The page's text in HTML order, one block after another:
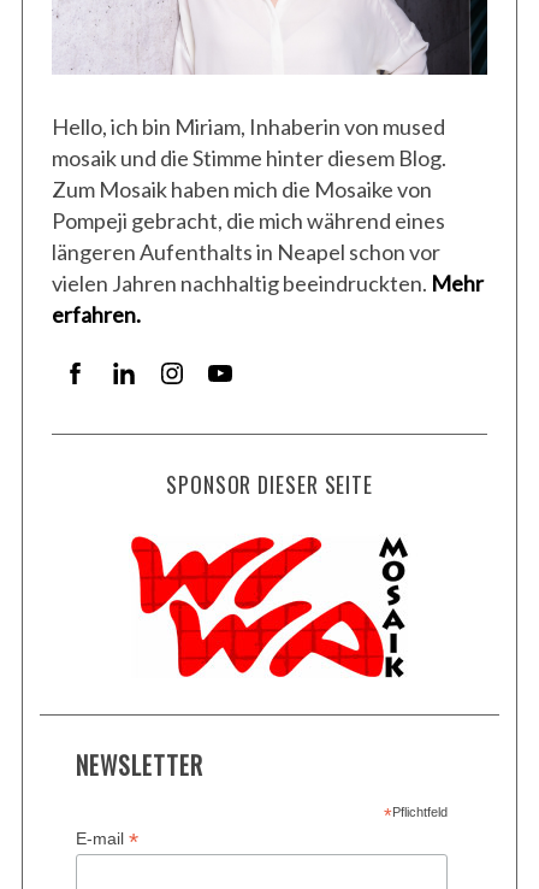
Hello, ich bin Miriam, Inhaberin von mused
mosaik und die Stimme hinter diesem Blog.
Zum Mosaik haben mich die Mosaike von
Pompeji gebracht, die mich während eines
längeren Aufenthalts in Neapel schon vor
vielen Jahren nachhaltig beeindruckten. Mehr
erfahren.
SPONSOR DIESER SEITE
NEWSLETTER
*Pflichtfeld
E-mail *